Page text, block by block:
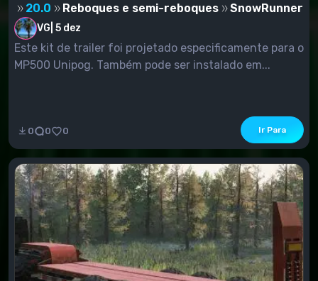
20.0
Reboques e semi-reboques SnowRunner
VG 5 dez
Este kit de trailer foi projetado especificamente para o
MP500 Unipog. Também pode ser instalado em...
0 0 0 Ir Para